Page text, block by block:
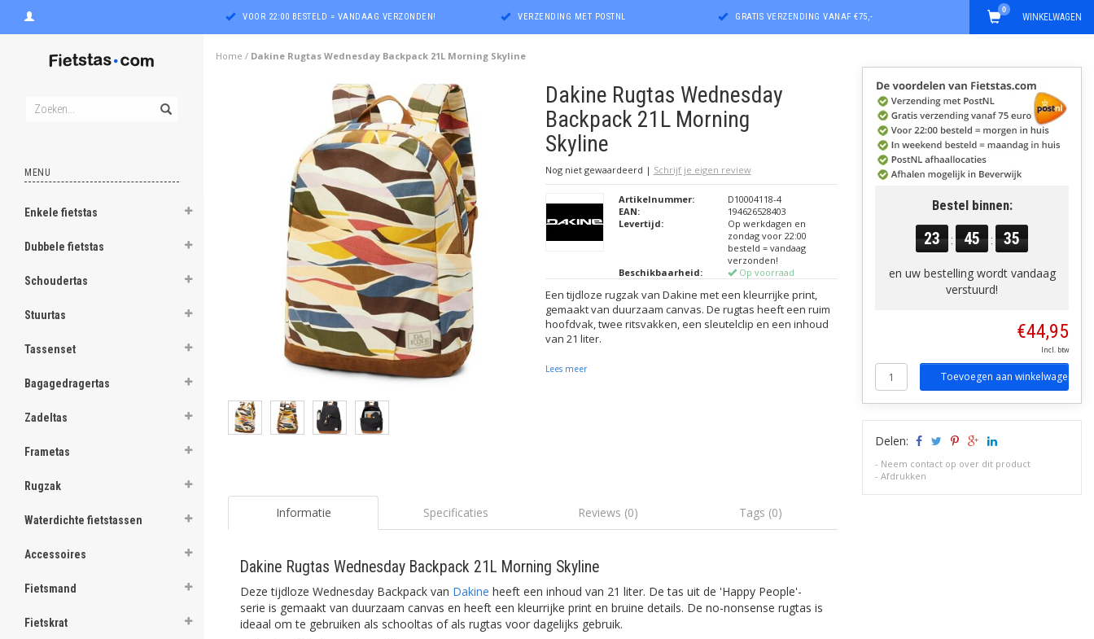
VOOR 22:00 BESTELD = VANDAAG VERZONDEN! VERZENDING MET POSTNL GRATIS VERZENDING VANAF €75,- WINKELWAGEN
0
MENU
Enkele fietstas
Dubbele fietstas
Schoudertas
Stuurtas
Tassenset
Bagagedragertas
Zadeltas
Frametas
Rugzak
Waterdichte fietstassen
Accessoires
Fietsmand
Fietskrat
Home / Dakine Rugtas Wednesday Backpack 21L Morning Skyline
Dakine Rugtas Wednesday
Backpack 21L Morning
Skyline
Nog niet gewaardeerd | Schrijf je eigen review
Artikelnummer:
D10004118-4
EAN:
194626528403
Levertijd:
Op werkdagen en
zondag voor 22:00
besteld = vandaag
verzonden!
Beschikbaarheid:
Op voorraad
Een tijdloze rugzak van Dakine met een kleurrijke print,
gemaakt van duurzaam canvas. De rugtas heeft een ruim
hoofdvak, twee ritsvakken, een sleutelclip en een inhoud
van 21 liter.
Lees meer
Informatie Specificaties Reviews (0) Tags (0)
Dakine Rugtas Wednesday Backpack 21L Morning Skyline
Deze tijdloze Wednesday Backpack van Dakine heeft een inhoud van 21 liter. De tas uit de 'Happy People'-
serie is gemaakt van duurzaam canvas en heeft een kleurrijke print en bruine details. De no-nonsense rugtas is
ideaal om te gebruiken als schooltas of als rugtas voor dagelijks gebruik.
Bestel binnen:
23 : 45 : 34
en uw bestelling wordt vandaag
verstuurd!
€44,95
Incl. btw
Toevoegen aan winkelwagen
Delen:
- Neem contact op over dit product
-Afdrukken